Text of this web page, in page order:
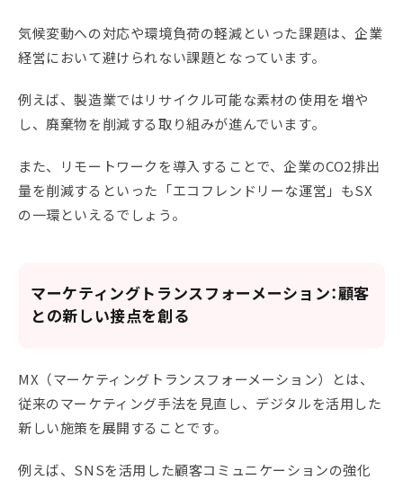
気候変動への対応や環境負荷の軽減といった課題は、企業
経営において避けられない課題となっています。
例えば、製造業ではリサイクル可能な素材の使用を増や
し、廃棄物を削減する取り組みが進んでいます。
また、リモートワークを導入することで、企業のCO2排出
量を削減するといった「エコフレンドリーな運営」もSX
の一環といえるでしょう。
マーケティングトランスフォーメーション：顧客
との新しい接点を創る
MX（マーケティングトランスフォーメーション）とは、
従来のマーケティング手法を見直し、デジタルを活用した
新しい施策を展開することです。
例えば、SNSを活用した顧客コミュニケーションの強化